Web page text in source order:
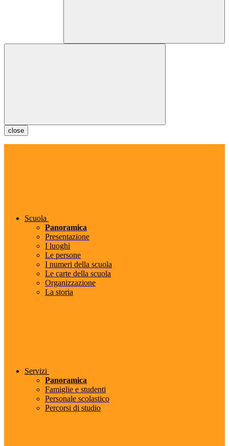
close
Scuola
Panoramica
Presentazione
I luoghi
Le persone
I numeri della scuola
Le carte della scuola
Organizzazione
La storia
Servizi
Panoramica
Famiglie e studenti
Personale scolastico
Percorsi di studio